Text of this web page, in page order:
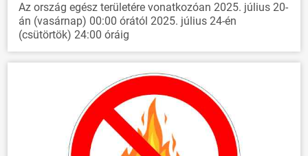
Az ország egész területére vonatkozóan 2025. július 20-
án (vasárnap) 00:00 órától 2025. július 24-én
(csütörtök) 24:00 óráig